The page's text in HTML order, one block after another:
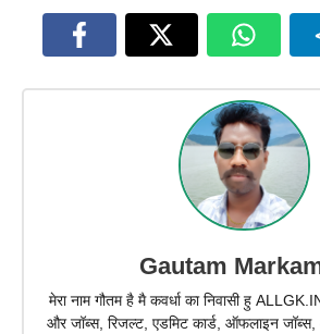
Gautam
मेरा नाम गौतम है मै कवर्धा का निवासी हु
और जॉब्स, रिजल्ट, एडमिट कार्ड, ऑफलाइन